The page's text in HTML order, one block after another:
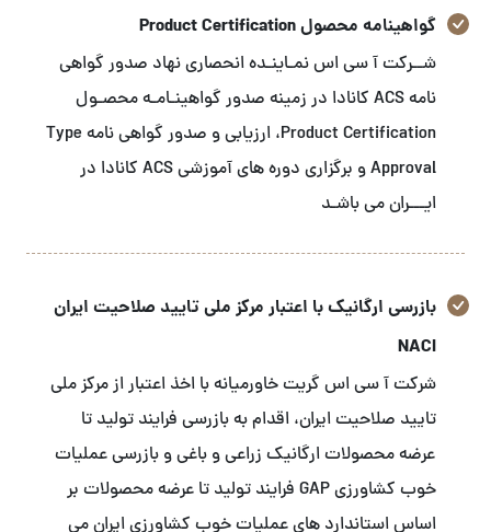
گواهینامه محصول Product Certification
شــرکت آ سی اس نمـاینـده انحصاری نهاد صدور گواهی
نامه ACS کانادا در زمینه صدور گواهینـامـه محصـول
Product Certification، ارزیابی و صدور گواهی نامه Type
Approval و برگزاری دوره های آموزشی ACS کانادا در
ایـــران می باشـد
بازرسی ارگانیک با اعتبار مرکز ملی تایید صلاحیت ایران
NACI
شرکت آ سی اس گریت خاورمیانه با اخذ اعتبار از مرکز ملی
تایید صلاحیت ایران، اقدام به بازرسی فرایند تولید تا
عرضه محصولات ارگانیک زراعی و باغی و بازرسی عملیات
خوب کشاورزی GAP فرایند تولید تا عرضه محصولات بر
اساس استاندارد های عملیات خوب کشاورزی ایران می